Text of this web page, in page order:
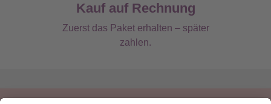
Kauf auf Rechnung
Zuerst das Paket erhalten – später
zahlen.